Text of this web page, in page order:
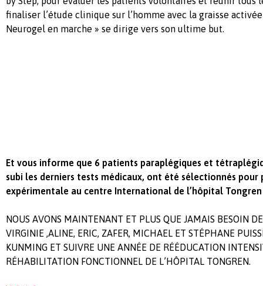
finaliser l’étude clinique sur l’homme avec la graisse activée
Neurogel en marche » se dirige vers son ultime but.
Et vous informe que 6 patients paraplégiques et
subi les derniers tests médicaux, ont été sélectionnés
expérimentale au centre International de l’hôpital Tongren
NOUS AVONS MAINTENANT ET PLUS QUE JAMAIS BESOIN
VIRGINIE ,ALINE, ERIC, ZAFER, MICHAEL ET STÉPHANE
KUNMING ET SUIVRE UNE ANNÉE DE RÉÉDUCATION
RÉHABILITATION FONCTIONNEL DE L’HÔPITAL TONGREN.